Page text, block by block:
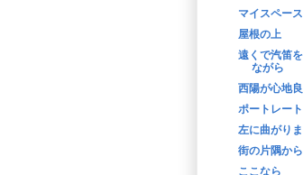
マイスペース
屋根の上
遠くで汽笛
ながら
西陽が心地
ポートレート
左に曲がり
街の片隅から
ここなら